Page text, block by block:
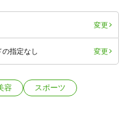
変更
指定なし 変更
容
スポーツ